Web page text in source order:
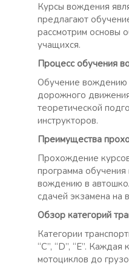
Курсы вождения
предлагают
рассмотрим основы
учащихся.
Процесс обучения
Обучение вождению
дорожного
теоретической
инструкторов.
Преимущества
Прохождение
программа
вождению в
сдачей экзамена на
Обзор категорий
Категории
“C”, “D”, “E”.
мотоциклов до